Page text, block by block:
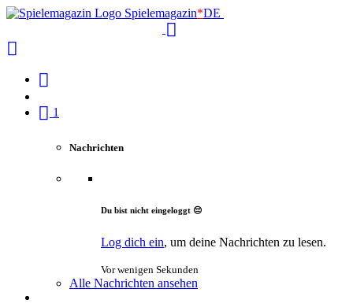
Spielemagazin*DE
1
Nachrichten
Du bist nicht eingeloggt 😔
Log dich ein, um deine Nachrichten zu lesen.
Vor wenigen Sekunden
Alle Nachrichten ansehen